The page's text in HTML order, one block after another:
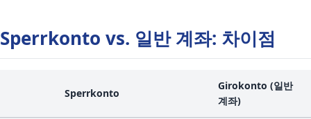
Sperrkonto vs. 일반 계좌: 차이점
Sperrkonto
Girokonto (일반
계좌)